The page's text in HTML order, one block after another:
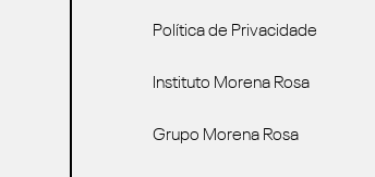
Política de Privacidade
Instituto Morena Rosa
Grupo Morena Rosa